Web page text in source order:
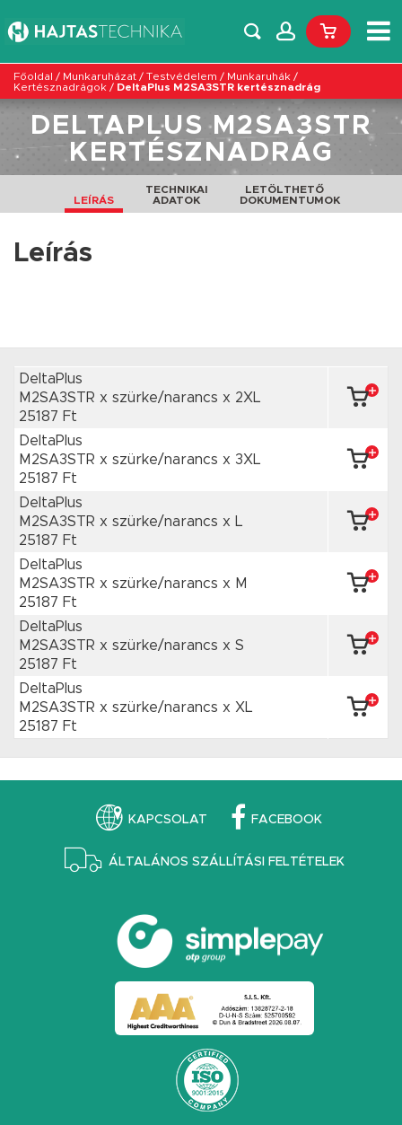
Főoldal / Munkaruházat / Testvédelem / Munkaruhák /
Kertésznadrágok / DeltaPlus M2SA3STR kertésznadrág
DELTAPLUS M2SA3STR
KERTÉSZNADRÁG
LEÍRÁS
TECHNIKAI
ADATOK
LETÖLTHETŐ
DOKUMENTUMOK
Leírás
DeltaPlus
M2SA3STR x szürke/narancs x 2XL
25187 Ft
DeltaPlus
M2SA3STR x szürke/narancs x 3XL
25187 Ft
DeltaPlus
M2SA3STR x szürke/narancs x L
25187 Ft
DeltaPlus
M2SA3STR x szürke/narancs x M
25187 Ft
DeltaPlus
M2SA3STR x szürke/narancs x S
25187 Ft
DeltaPlus
M2SA3STR x szürke/narancs x XL
25187 Ft
KAPCSOLAT FACEBOOK
ÁLTALÁNOS SZÁLLÍTÁSI FELTÉTELEK